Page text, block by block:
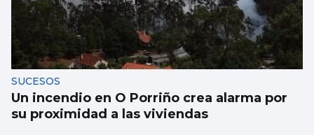
Trump amenaza con un golpe “muy duro”
si Ormuz no abre
SUCESOS
Un incendio en O Porriño crea alarma por
su proximidad a las viviendas